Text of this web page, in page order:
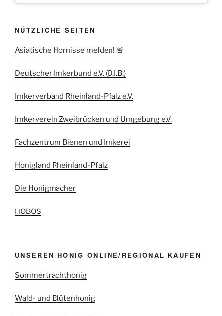
NÜTZLICHE SEITEN
Asiatische Hornisse melden! 🚨
Deutscher Imkerbund e.V. (D.I.B.)
Imkerverband Rheinland-Pfalz e.V.
Imkerverein Zweibrücken und Umgebung e.V.
Fachzentrum Bienen und Imkerei
Honigland Rheinland-Pfalz
Die Honigmacher
HOBOS
UNSEREN HONIG ONLINE/REGIONAL KAUFEN
Sommertrachthonig
Wald- und Blütenhonig